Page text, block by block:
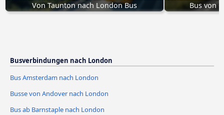
Von Taunton nach London Bus Bus von
Busverbindungen nach London
Bus Amsterdam nach London
Busse von Andover nach London
Bus ab Barnstaple nach London